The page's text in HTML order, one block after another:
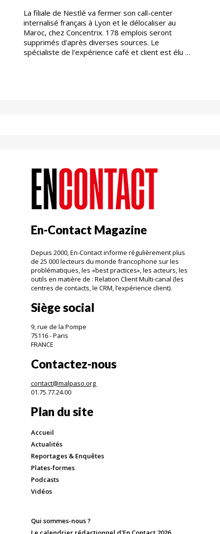
La filiale de Nestlé va fermer son call-center
internalisé français à Lyon et le délocaliser au
Maroc, chez Concentrix. 178 emplois seront
supprimés d'après diverses sources. Le
spécialiste de l'expérience café et client est élu …
En-Contact Magazine
Depuis 2000, En-Contact informe régulièrement plus
de 25 000 lecteurs du monde francophone sur les
problématiques, les «best practices», les acteurs, les
outils en matière de : Relation Client Multi-canal (les
centres de contacts, le CRM, l’expérience client).
Siège social
9, rue de la Pompe
75116 - Paris
FRANCE
Contactez-nous
contact@malpaso.org
01.75.77.24.00
Plan du site
Accueil
Actualités
Reportages & Enquêtes
Plates-formes
Podcasts
Vidéos
Qui sommes-nous ?